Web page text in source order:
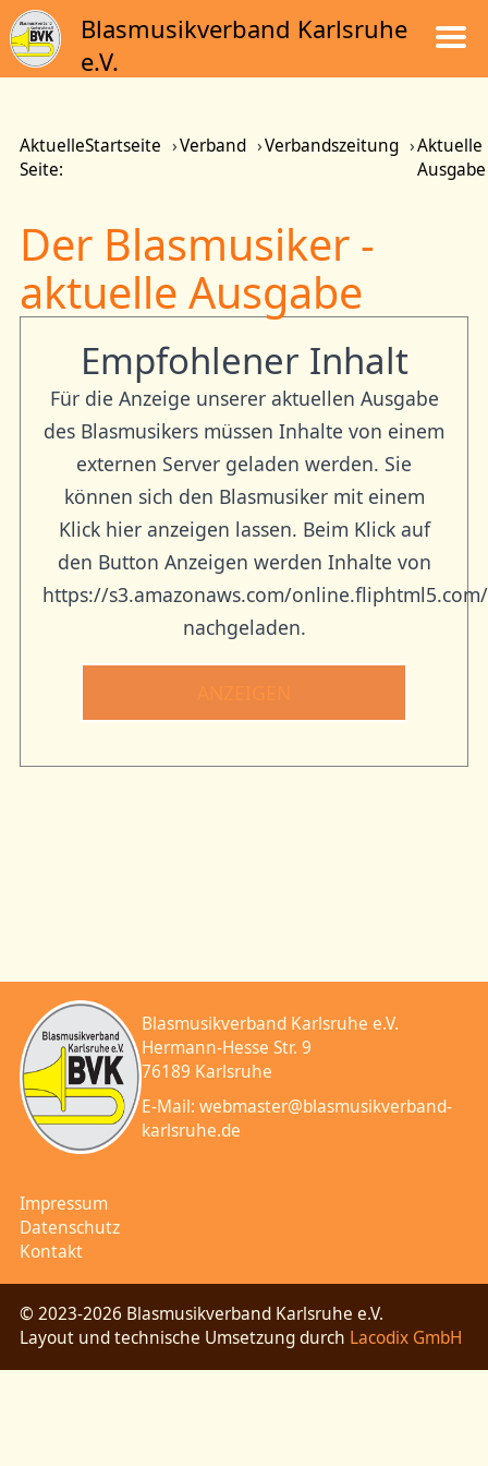
Blasmusikverband Karlsruhe
e.V.
Aktuelle
Seite:
Startseite Verband Verbandszeitung
Aktuelle
Ausgabe
Der Blasmusiker -
aktuelle Ausgabe
Empfohlener Inhalt
Für die Anzeige unserer aktuellen Ausgabe
des Blasmusikers müssen Inhalte von einem
externen Server geladen werden. Sie
können sich den Blasmusiker mit einem
Klick hier anzeigen lassen. Beim Klick auf
den Button Anzeigen werden Inhalte von
https://s3.amazonaws.com/
nachgeladen.
Blasmusikverband Karlsruhe e.V.
Hermann-Hesse Str. 9
76189 Karlsruhe
E-Mail:webmaster@blasmusikverband-
karlsruhe.de
Impressum
Datenschutz
Kontakt
© 2023-2026 Blasmusikverband Karlsruhe e.V.
Layout und technische Umsetzung durch Lacodix GmbH